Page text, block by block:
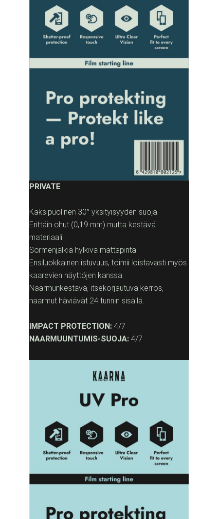
PRIVATE
Kaksipuolinen 30° yksityisyyden suoja.
Erittäin ohut (0,19 mm) mutta kestävä
materiaali.
Sormenjälkiä hylkivä mattapinta.
Ensiluokkainen istuvuus, toimii loistavasti myös
kaarevien näyttöjen kanssa.
Naarmunkestävä, itsekorjautuva kerros,
naarmut häviävät 24 tunnin sisällä.
IMPACT PROTECTION: 4/7
NAARMUUNTUMIS-SUOJA: 4/7